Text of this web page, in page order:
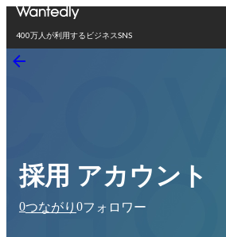
400万人が利用するビジネスSNS
採用 アカウント
0つながり 0フォロワー